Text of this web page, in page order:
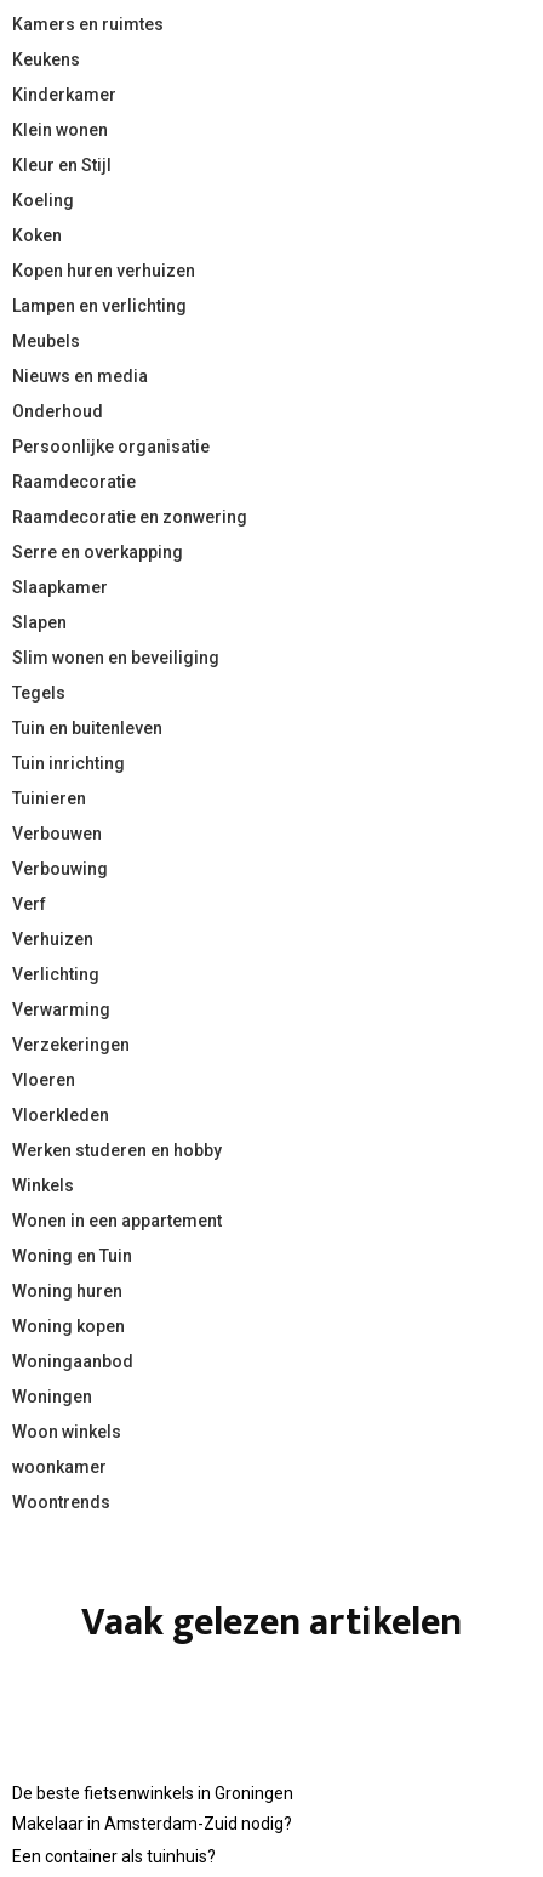
Kamers en ruimtes
Keukens
Kinderkamer
Klein wonen
Kleur en Stijl
Koeling
Koken
Kopen huren verhuizen
Lampen en verlichting
Meubels
Nieuws en media
Onderhoud
Persoonlijke organisatie
Raamdecoratie
Raamdecoratie en zonwering
Serre en overkapping
Slaapkamer
Slapen
Slim wonen en beveiliging
Tegels
Tuin en buitenleven
Tuin inrichting
Tuinieren
Verbouwen
Verbouwing
Verf
Verhuizen
Verlichting
Verwarming
Verzekeringen
Vloeren
Vloerkleden
Werken studeren en hobby
Winkels
Wonen in een appartement
Woning en Tuin
Woning huren
Woning kopen
Woningaanbod
Woningen
Woon winkels
woonkamer
Woontrends
Vaak gelezen artikelen
De beste fietsenwinkels in Groningen
Makelaar in Amsterdam-Zuid nodig?
Een container als tuinhuis?